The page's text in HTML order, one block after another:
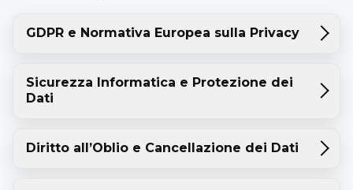
GDPR e Normativa Europea sulla Privacy
Sicurezza Informatica e Protezione dei
Dati
Diritto all’Oblio e Cancellazione dei Dati